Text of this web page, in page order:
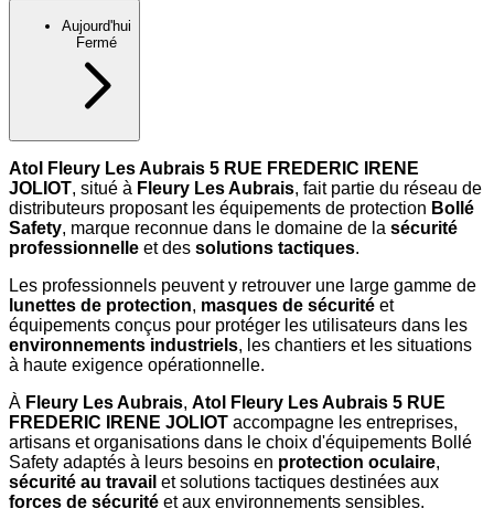
Aujourd'hui
Fermé
Atol Fleury Les Aubrais 5 RUE FREDERIC IRENE
JOLIOT, situé à Fleury Les Aubrais, fait partie du réseau de
distributeurs proposant les équipements de protection Bollé
Safety, marque reconnue dans le domaine de la sécurité
professionnelle et des solutions tactiques.
Les professionnels peuvent y retrouver une large gamme de
lunettes de protection, masques de sécurité et
équipements conçus pour protéger les utilisateurs dans les
environnements industriels, les chantiers et les situations
à haute exigence opérationnelle.
À Fleury Les Aubrais, Atol Fleury Les Aubrais 5 RUE
FREDERIC IRENE JOLIOT accompagne les entreprises,
artisans et organisations dans le choix d'équipements Bollé
Safety adaptés à leurs besoins en protection oculaire,
sécurité au travail et solutions tactiques destinées aux
forces de sécurité et aux environnements sensibles.